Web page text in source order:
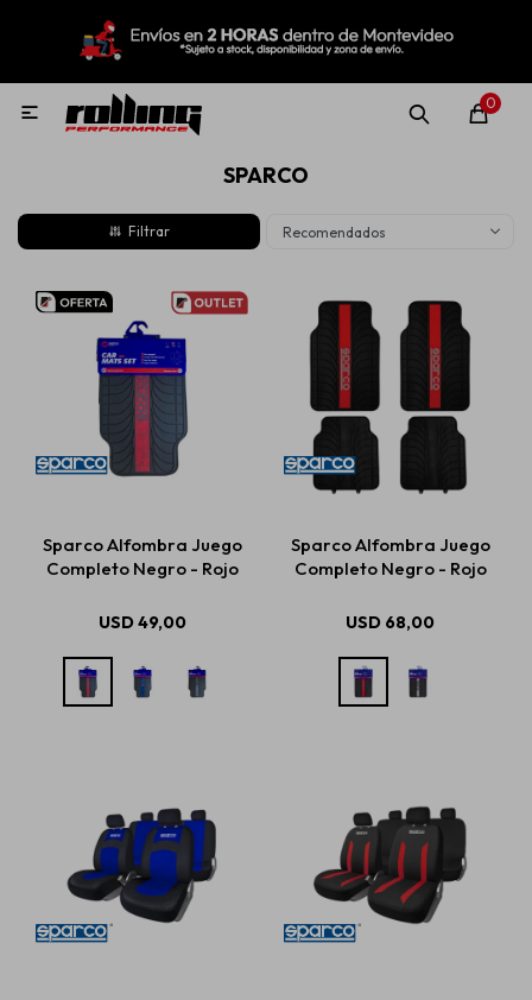
0

SPARCO
Recomendados
Sparco Alfombra Juego
Completo Negro - Rojo
USD49,00
Sparco Alfombra Juego
Completo Negro - Rojo
USD 68,00
MI CUENTA
Nuevo! Rolling Repuestos
Lubricantes
Aditivos
Estética automotriz
Accesorios
Repuestos
Servicios